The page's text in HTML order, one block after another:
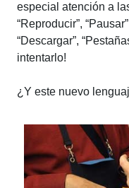
especial atención a
“Reproducir”,
“Descargar”,
intentarlo!
¿Y este nuevo